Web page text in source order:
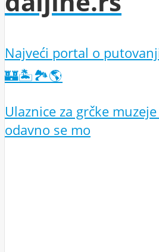
Najveći portal o
🏰🏝️🏞️🌎
Ulaznice za grčke
odavno se mo